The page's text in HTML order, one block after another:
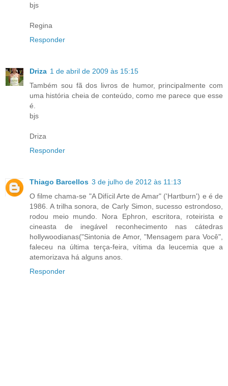
bjs
Regina
Responder
Driza 1 de abril de 2009 às 15:15
Também sou fã dos livros de humor, principalmente com
uma história cheia de conteúdo, como me parece que esse
é.
bjs
Driza
Responder
Thiago Barcellos 3 de julho de 2012 às 11:13
O filme chama-se "A Difícil Arte de Amar" ('Hartburn') e é de
1986. A trilha sonora, de Carly Simon, sucesso estrondoso,
rodou meio mundo. Nora Ephron, escritora, roteirista e
cineasta de inegável reconhecimento nas cátedras
hollywoodianas("Sintonia de Amor, "Mensagem para Você",
faleceu na última terça-feira, vítima da leucemia que a
atemorizava há alguns anos.
Responder